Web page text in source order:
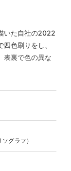
ストブラス様 EC
いた自社の2022
色刷りをし、
表裏で色の異な
グラフ）